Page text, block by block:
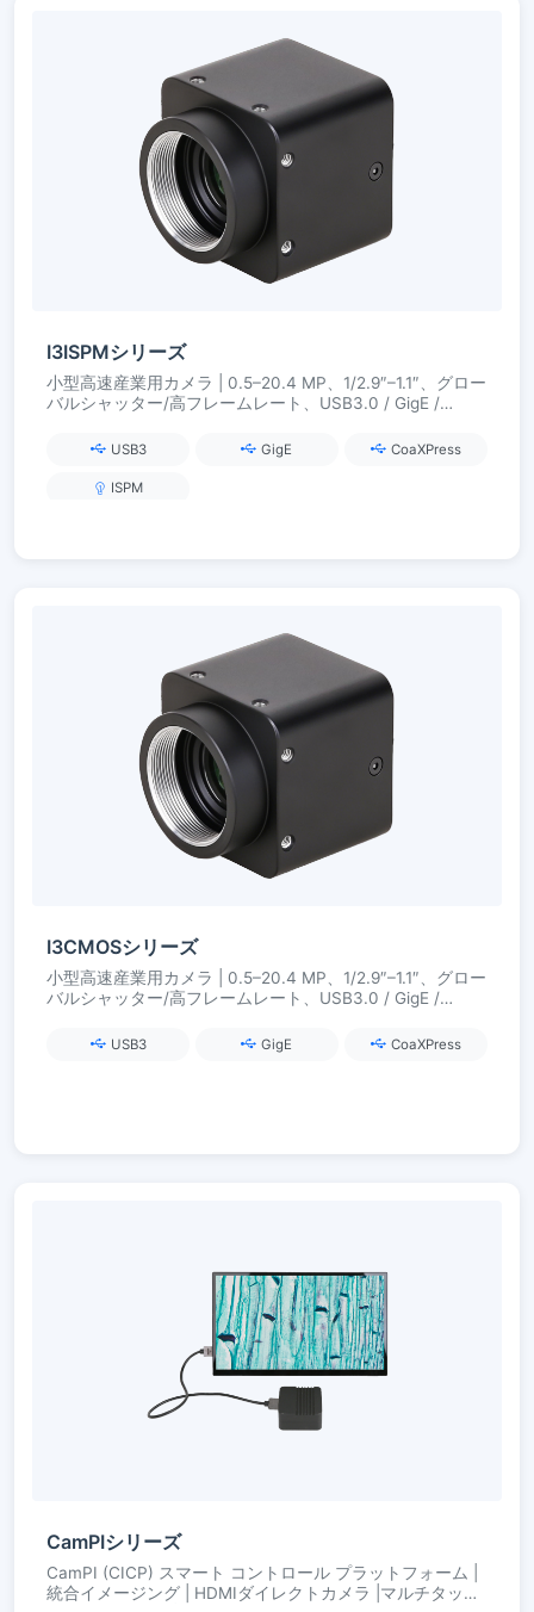
I3ISPMシリーズ
小型高速産業用カメラ | 0.5–20.4 MP、1/2.9″–1.1″、グロー
バルシャッター/高フレームレート、USB3.0 / GigE /
USB3 GigE CoaXPress
ISPM
I3CMOSシリーズ
小型高速産業用カメラ | 0.5–20.4 MP、1/2.9″–1.1″、グロー
バルシャッター/高フレームレート、USB3.0 / GigE /
USB3 GigE CoaXPress
CamPIシリーズ
CamPI (CICP) スマート コントロール プラットフォーム |
統合イメージング | HDMIダイレクトカメラ |マルチタッチ